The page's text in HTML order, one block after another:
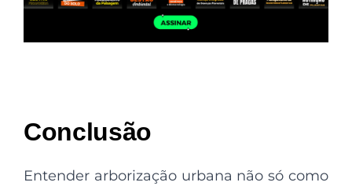
Conclusão
Entender arborização urbana não só como